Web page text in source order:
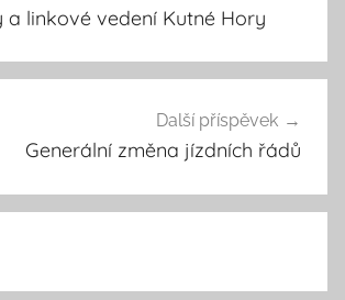
a linkové vedení Kutné Hory
Další příspěvek
Generální změna jízdních řádů